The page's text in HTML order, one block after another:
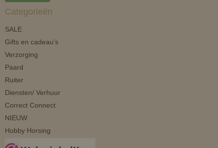
Categorieën
SALE
Gifts en cadeau's
Verzorging
Paard
Ruiter
Diensten/ Verhuur
Correct Connect
NIEUW
Hobby Horsing